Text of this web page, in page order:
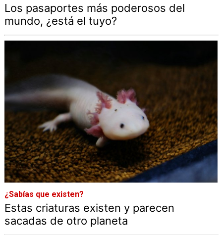
Los pasaportes más poderosos del
mundo, ¿está el tuyo?
¿Sabías que existen?
Estas criaturas existen y parecen
sacadas de otro planeta